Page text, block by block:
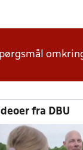
fra DBU